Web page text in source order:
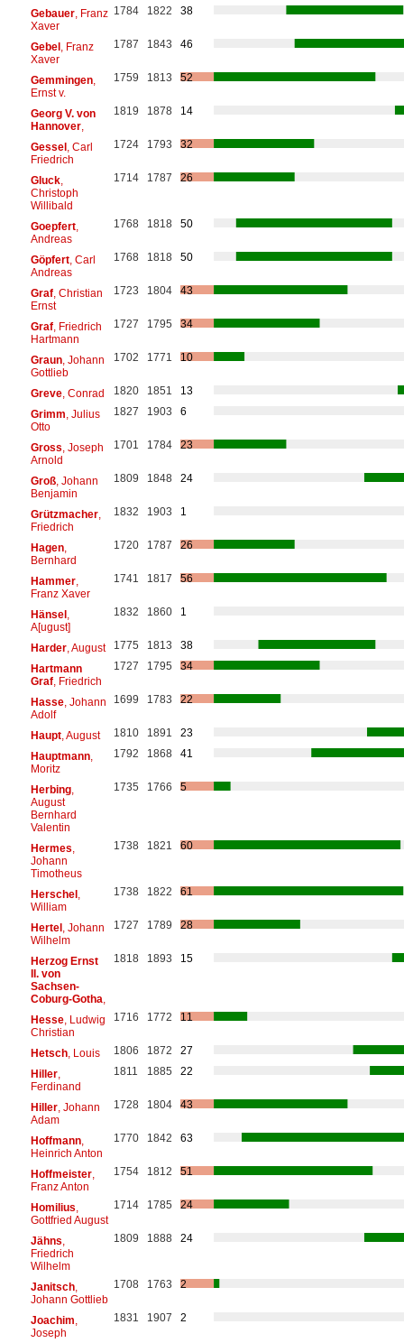
Gebauer, Franz
Xaver
1784 1822 38
Gebel, Franz
Xaver
1787 1843 46
Gemmingen,
Ernst v.
1759 1813 52
Georg V. von
Hannover,
1819 1878 14
Gessel, Carl
Friedrich
1724 1793 32
Gluck,
Christoph
Willibald
1714 1787 26
Goepfert,
Andreas
1768 1818 50
Göpfert, Carl
Andreas
1768 1818 50
Graf, Christian
Ernst
1723 1804 43
Graf, Friedrich
Hartmann
1727 1795 34
Graun, Johann
Gottlieb
1702 1771 10
Greve, Conrad 1820 1851
13
Grimm , Julius
Otto
1827 1903 6
Gross , Joseph
Arnold
1701 1784 23
Groß, Johann
Benjamin
1809 1848 24
Grützmacher,
Friedrich
1832 1903 1
Hagen,
Bernhard
1720 1787 26
Hammer,
Franz Xaver
1741 1817 56
Hänsel,
A[ugust]
1832 1860 1
Harder, August 1775 1813
38
Hartmann
Graf, Friedrich
1727 1795 34
Hasse, Johann
Adolf
1699 1783 22
Haupt, August 1810 1891
23
Hauptmann,
Moritz
1792 1868 41
Herbing,
August
Bernhard
Valentin
1735 1766 5
Hermes
Johann
Timotheus
1738 1821 60
Herschel,
William
1738 1822 61
Hertel, Johann
Wilhelm
1727 1789 28
Herzog Ernst
II. von
Sachsen-
Coburg-Gotha
1818 1893 15
Hesse, Ludwig
Christian
1716 1772 11
Hetsch, Louis 1806 1872
27
Hiller,
Ferdinand
1811 1885 22
Hiller, Johann
Adam
1728 1804 43
Hoffmann,
Heinrich Anton
1770 1842 63
Hoffmeister,
Franz Anton
1754 1812 51
Homilius
Gottfried August
1714 1785 24
Jähns
Friedrich
Wilhelm
1809 1888 24
Janitsch,
Johann Gottlieb
1708 1763 2
Joachim
Joseph
1831 1907 2